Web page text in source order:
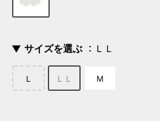
サイズを選ぶ ＬＬ
Ｌ ＬＬ Ｍ